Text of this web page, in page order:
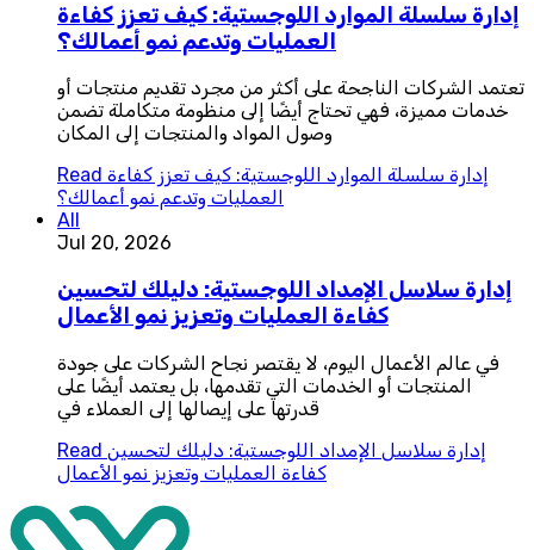
إدارة سلسلة الموارد اللوجستية: كيف تعزز كفاءة
العمليات وتدعم نمو أعمالك؟
تعتمد الشركات الناجحة على أكثر من مجرد تقديم منتجات أو
خدمات مميزة، فهي تحتاج أيضًا إلى منظومة متكاملة تضمن
وصول المواد والمنتجات إلى المكان
Read إدارة سلسلة الموارد اللوجستية: كيف تعزز كفاءة
العمليات وتدعم نمو أعمالك؟
All
Jul 20, 2026
إدارة سلاسل الإمداد اللوجستية: دليلك لتحسين
كفاءة العمليات وتعزيز نمو الأعمال
في عالم الأعمال اليوم، لا يقتصر نجاح الشركات على جودة
المنتجات أو الخدمات التي تقدمها، بل يعتمد أيضًا على
قدرتها على إيصالها إلى العملاء في
Read إدارة سلاسل الإمداد اللوجستية: دليلك لتحسين
كفاءة العمليات وتعزيز نمو الأعمال